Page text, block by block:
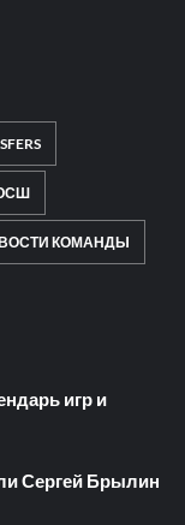
КОМАНДЫ
игр и
Сергей Брылин